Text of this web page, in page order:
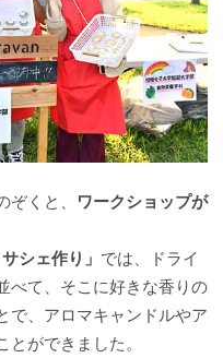
くと、
ワークショップが
シェ作り」 では、ドライ
べて、そこに好きな香りの
で、アロマキャンドルやア
ができました。